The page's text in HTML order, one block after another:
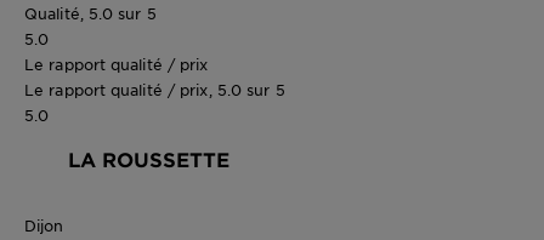
Qualité, 5.0 sur 5
5.0
Le rapport qualité / prix
Le rapport qualité / prix, 5.0 sur 5
5.0
LA ROUSSETTE
Dijon